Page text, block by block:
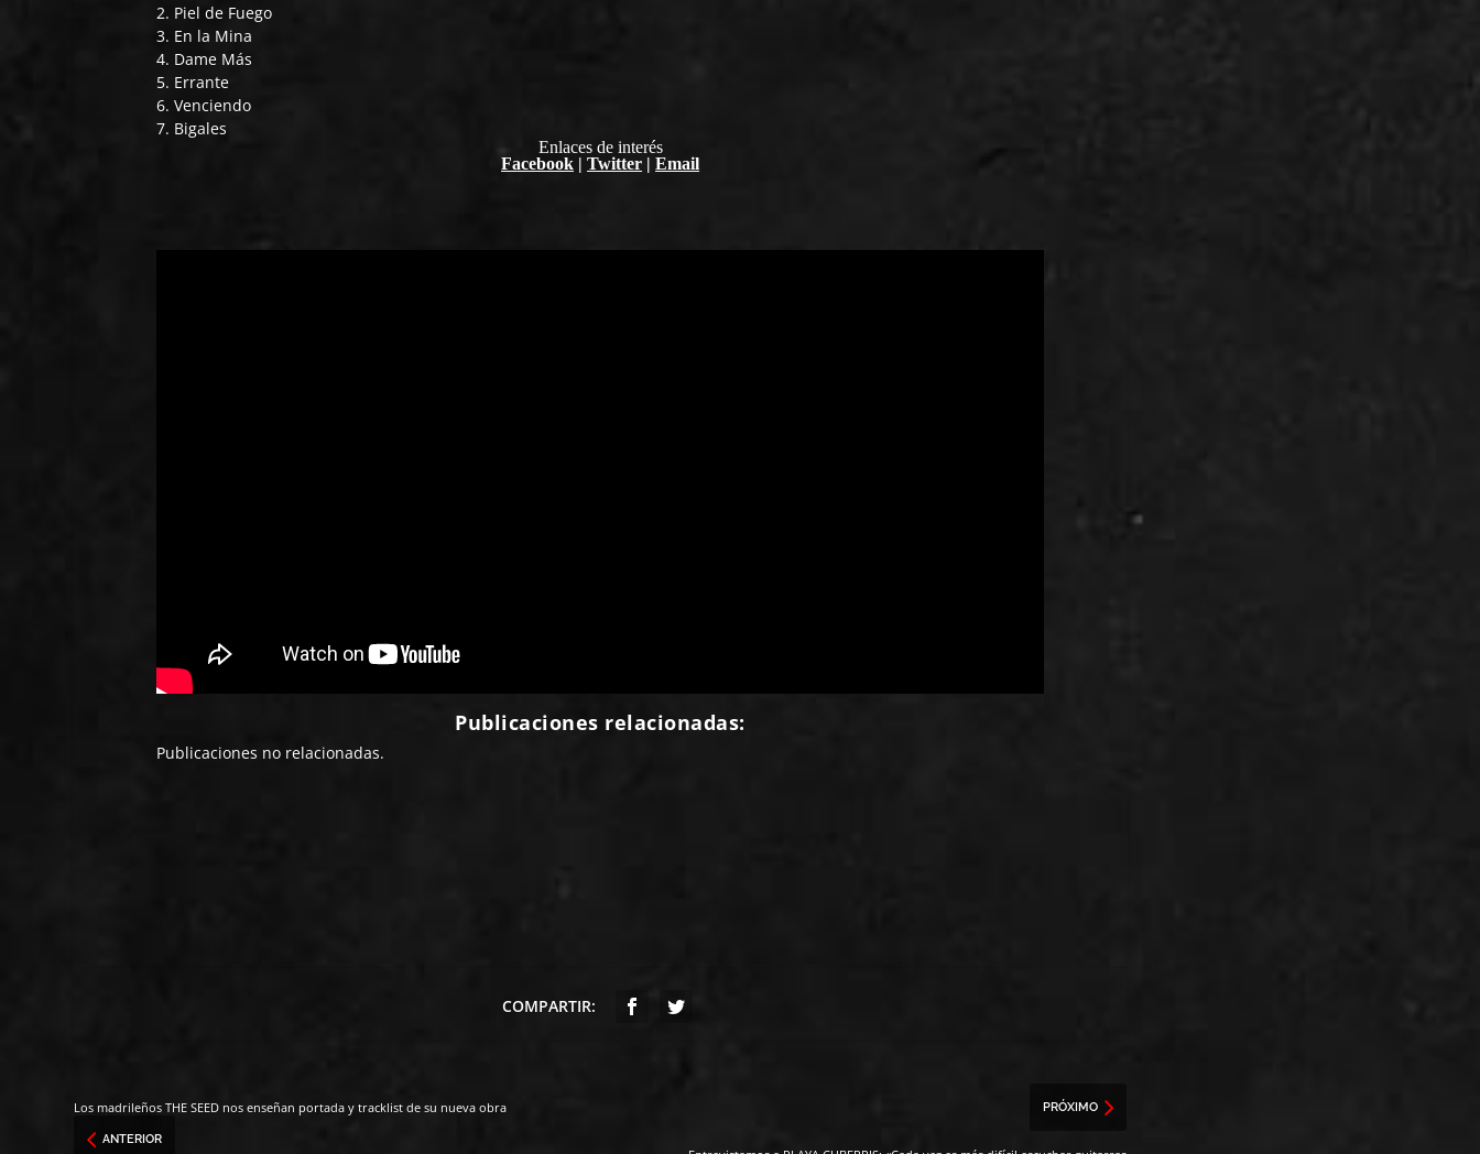
2. Piel de Fuego
3. En la Mina
4. Dame Más
5. Errante
6. Venciendo
7. Bigales
Enlaces de interés
Facebook |Twitter |Email
Publicaciones relacionadas:
Publicaciones no relacionadas.
COMPARTIR:
Los madrileños THE SEED nos enseñan portada y tracklist de su nueva obra
ANTERIOR
PRÓXIMO